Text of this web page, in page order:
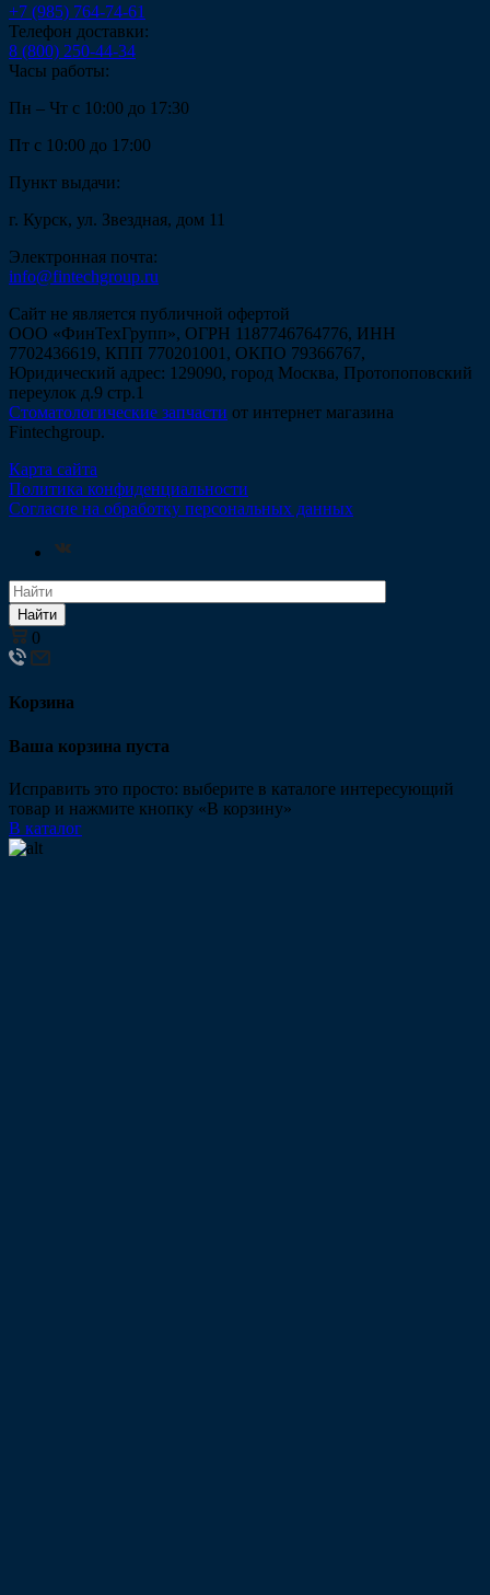
+7 (985) 764-74-61
Телефон доставки:
8 (800) 250-44-34
Часы работы:
Пн – Чт с 10:00 до 17:30
Пт с 10:00 до 17:00
Пункт выдачи:
г. Курск, ул. Звездная, дом 11
Электронная почта:
info@fintechgroup.ru
Сайт не является публичной офертой
ООО «ФинТехГрупп», ОГРН 1187746764776, ИНН
7702436619, КПП 770201001, ОКПО 79366767,
Юридический адрес: 129090, город Москва, Протопоповский
переулок д.9 стр.1
Стоматологические запчасти от интернет магазина
Fintechgroup.
Карта сайта
Политика конфиденциальности
Согласие на обработку персональных данных
Найти
0
Корзина
Ваша корзина пуста
Исправить это просто: выберите в каталоге интересующий
товар и нажмите кнопку «В корзину»
В каталог